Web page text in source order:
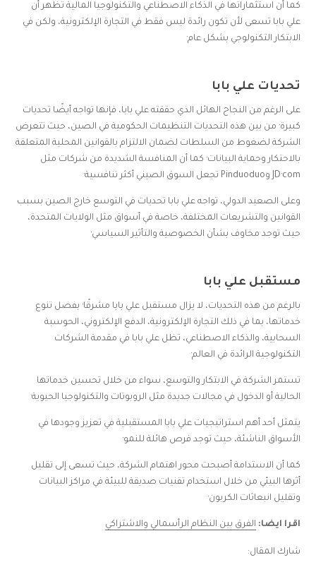
كما أن استثماراتها في الذكاء الاصطناعي والتكنولوجيا المالية تُظهر أن
علي بابا تسعى لأن تكون رائدة ليس فقط في التجارة الإلكترونية، ولكن في
الابتكار التكنولوجي بشكل عام·
تحديات علي بابا
على الرغم من النجاح الهائل الذي حققته علي بابا، فإنها تواجه أيضًا تحديات
كبيرة· من بين هذه التحديات التنظيمات الحكومية في الصين، حيث تتعرض
الشركة لضغوط من السلطات لضمان الالتزام بالقوانين المحلية المتعلقة
بالاحتكار وحماية البيانات· كما أن المنافسة الشديدة من شركات مثل
JD·com وPinduoduo تجعل السوق الصيني أكثر تنافسية·
وعلى الصعيد الدولي، تواجه علي بابا تحديات في التوسع خارج الصين بسبب
القوانين والتشريعات المختلفة، خاصة في أسواق مثل الولايات المتحدة،
حيث توجد مخاوف بشأن الخصوصية والتأثير السياسي·
مستقبل علي بابا
بالرغم من هذه التحديات، لا يزال مستقبل علي بابا مشرقًا· بفضل تنوع
خدماتها، بما في ذلك التجارة الإلكترونية، الدفع الإلكتروني، الحوسبة
السحابية، والذكاء الاصطناعي، تظل علي بابا في مقدمة الشركات
التكنولوجية الرائدة في العالم·
تستمر الشركة في الابتكار والتوسع، سواء من خلال تحسين خدماتها
الحالية أو الدخول في مجالات جديدة مثل الروبوتات والتكنولوجيا الحيوية·
يتمثل أحد أهم استراتيجيات علي بابا المستقبلية في تعزيز وجودها في
الأسواق الناشئة، حيث توجد فرص هائلة للنمو·
كما أن الاستدامة أصبحت محور اهتمام الشركة، حيث تسعى إلى تقليل
أثرها البيئي من خلال استخدام تقنيات صديقة للبيئة في مراكز البيانات
وتقليل انبعاثات الكربون·
اقرا ايضا: الفرق بين النظام الرأسمالي والاشتراكي
شارك المقال: